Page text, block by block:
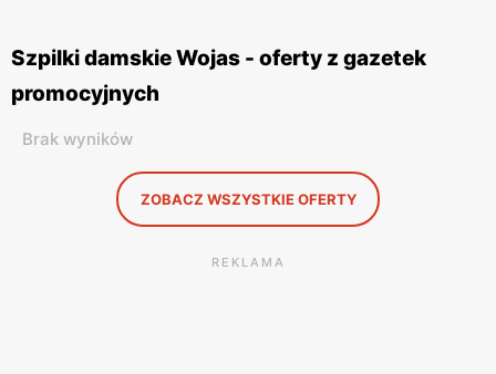
Szpilki damskie Wojas - oferty z gazetek
promocyjnych
Brak wyników
ZOBACZ WSZYSTKIE OFERTY
REKLAMA